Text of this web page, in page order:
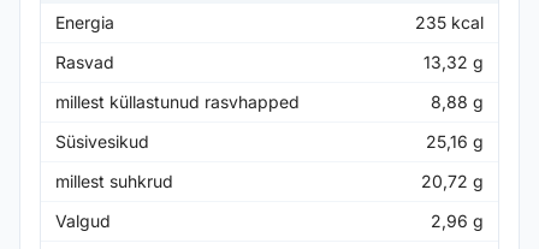
Energia 235 kcal
Rasvad
13,32 g
millest küllastunud rasvhapped
8,88 g
Süsivesikud
25,16 g
millest suhkrud
20,72 g
Valgud
2,96 g